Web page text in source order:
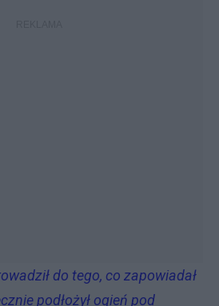
do tego, co zapowiadał
podłożył ogień pod